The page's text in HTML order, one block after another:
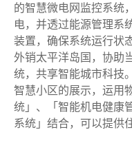
的智慧微电网监控系统
电，并透过能源管理系
装置，确保系统运行状
外销太平洋岛国，协助
统，共享智能城市科技
智慧小区的展示，运用
统」、「智能机电健康
系统」结合，可以提供